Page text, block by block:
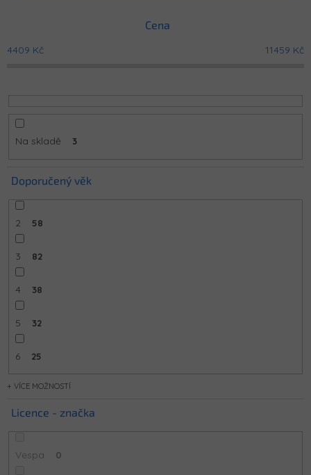
o
Cena
4409 Kč 11459 Kč
Na skladě 3
Doporučený věk
2 58
3 82
4 38
5 32
6 25
MOŽNOSTÍ
Licence - značka
Vespa 0